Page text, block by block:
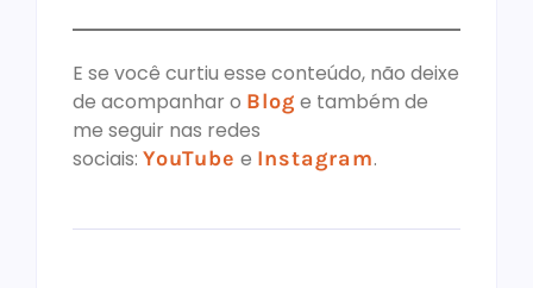
E se você curtiu esse conteúdo, não deixe
de acompanhar o Blog e também de
me seguir nas redes
sociais: YouTube e Instagram.